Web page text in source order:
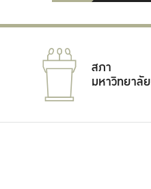
สภา
มหาวิทยาลัย